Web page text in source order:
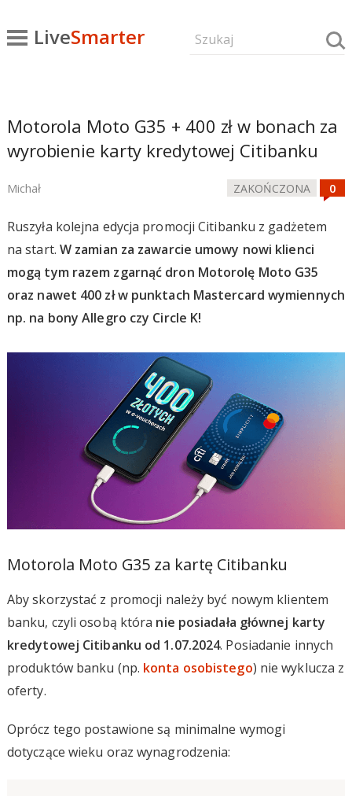
LiveSmarter
Motorola Moto G35 + 400 zł w bonach za
wyrobienie karty kredytowej Citibanku
Michał ZAKOŃCZONA
Ruszyła kolejna edycja promocji Citibanku z gadżetem
na start. W zamian za zawarcie umowy nowi klienci
mogą tym razem zgarnąć dron Motorolę Moto G35
oraz nawet 400 zł w punktach Mastercard wymiennych
np. na bony Allegro czy Circle K!
Motorola Moto G35 za kartę Citibanku
Aby skorzystać z promocji należy być nowym klientem
banku, czyli osobą która nie posiadała głównej karty
kredytowej Citibanku od 1.07.2024. Posiadanie innych
produktów banku (np. konta osobistego) nie wyklucza z
oferty.
Oprócz tego postawione są minimalne wymogi
dotyczące wieku oraz wynagrodzenia: